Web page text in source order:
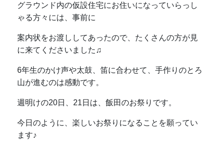
グラウンド内の仮設住宅にお住いになっていらっし
ゃる方々には、事前に
案内状をお渡ししてあったので、たくさんの方が見
に来てくださいました♫
6年生のかけ声や太鼓、笛に合わせて、手作りのとろ
山が進むのは感動です。
週明けの20日、21日は、飯田のお祭りです。
今日のように、楽しいお祭りになることを願ってい
ます♪